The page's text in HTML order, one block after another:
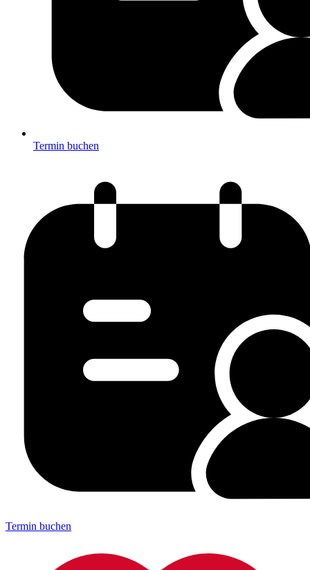
Termin buchen
Termin buchen